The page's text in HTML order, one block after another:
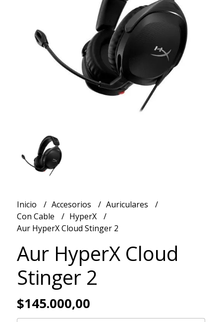
Inicio Accesorios
Auriculares
Con Cable
HyperX
Aur HyperX Cloud Stinger 2
Aur HyperX Cloud
Stinger 2
$145.000,00